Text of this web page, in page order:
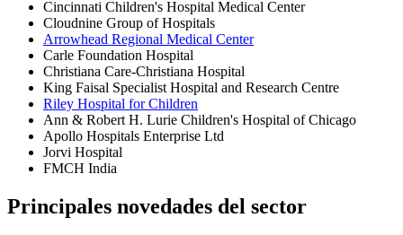
Cincinnati Children's Hospital Medical Center
Cloudnine Group of Hospitals
Arrowhead Regional Medical Center
Carle Foundation Hospital
Christiana Care-Christiana Hospital
King Faisal Specialist Hospital and Research Centre
Riley Hospital for Children
Ann & Robert H. Lurie Children's Hospital of Chicago
Apollo Hospitals Enterprise Ltd
Jorvi Hospital
FMCH India
Principales novedades del sector